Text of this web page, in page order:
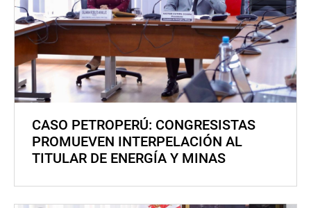
CASO PETROPERÚ: CONGRESISTAS
PROMUEVEN INTERPELACIÓN AL
TITULAR DE ENERGÍA Y MINAS